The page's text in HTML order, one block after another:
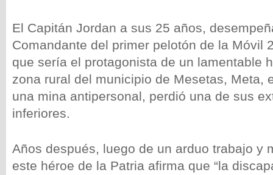
El Capitán Jordan a sus 25 años,
Comandante del primer pelotón de la Móvil
que sería el protagonista de un lamentable
zona rural del municipio de Mesetas, Meta,
una mina antipersonal, perdió una de sus
inferiores.
Años después, luego de un arduo trabajo y
este héroe de la Patria afirma que “la